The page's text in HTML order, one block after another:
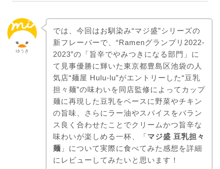
ゆうき
では、今回はお馴染み“マジ盛”シリーズの
新フレーバーで、“Ramenグランプリ2022-
2023”の「旨辛でやみつきになる部門」に
て見事優勝に輝いた東京都豊島区池袋の人
気店“麺屋 Hulu-lu”がエントリーした“豆乳
担々麺”の味わいを同店監修によってカップ
麺に再現した豆乳をベースに野菜やチキン
の旨味、さらにラー油やスパイスをバラン
ス良く合わせたことでクリームかつ旨辛な
味わいが楽しめる一杯、「マジ盛 豆乳担々
麺 」について実際に食べてみた感想を詳細
にレビューしてみたいと思います！